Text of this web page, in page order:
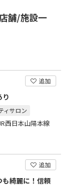
舗/施設一
追加
ィサロン
西日本山陽本線
追加
綺麗に！信頼